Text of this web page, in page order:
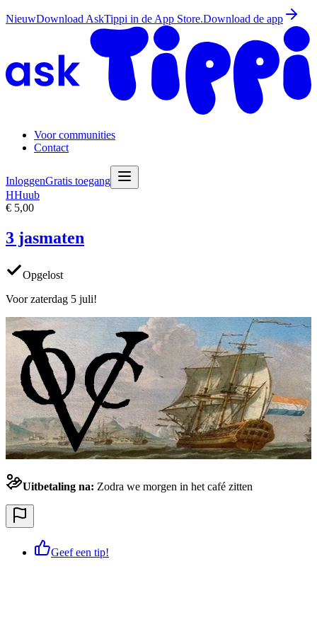
NieuwDownload AskTippi in de App Store.Download de app
Voor communities
Contact
InloggenGratis toegang
HHuub
€ 5,00
3 jasmaten
Opgelost
Voor zaterdag 5 juli!
Uitbetaling na: Zodra we morgen in het café zitten
Geef een tip!